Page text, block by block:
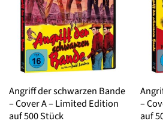
Angriff der schwarzen Bande
– Cover A – Limited Edition
auf 500 Stück
–
auf